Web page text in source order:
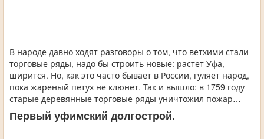
В народе давно ходят разговоры о том, что ветхими стали
торговые ряды, надо бы строить новые: растет Уфа,
ширится. Но, как это часто бывает в России, гуляет народ,
пока жареный петух не клюнет. Так и вышло: в 1759 году
старые деревянные торговые ряды уничтожил пожар…
Первый уфимский долгострой.